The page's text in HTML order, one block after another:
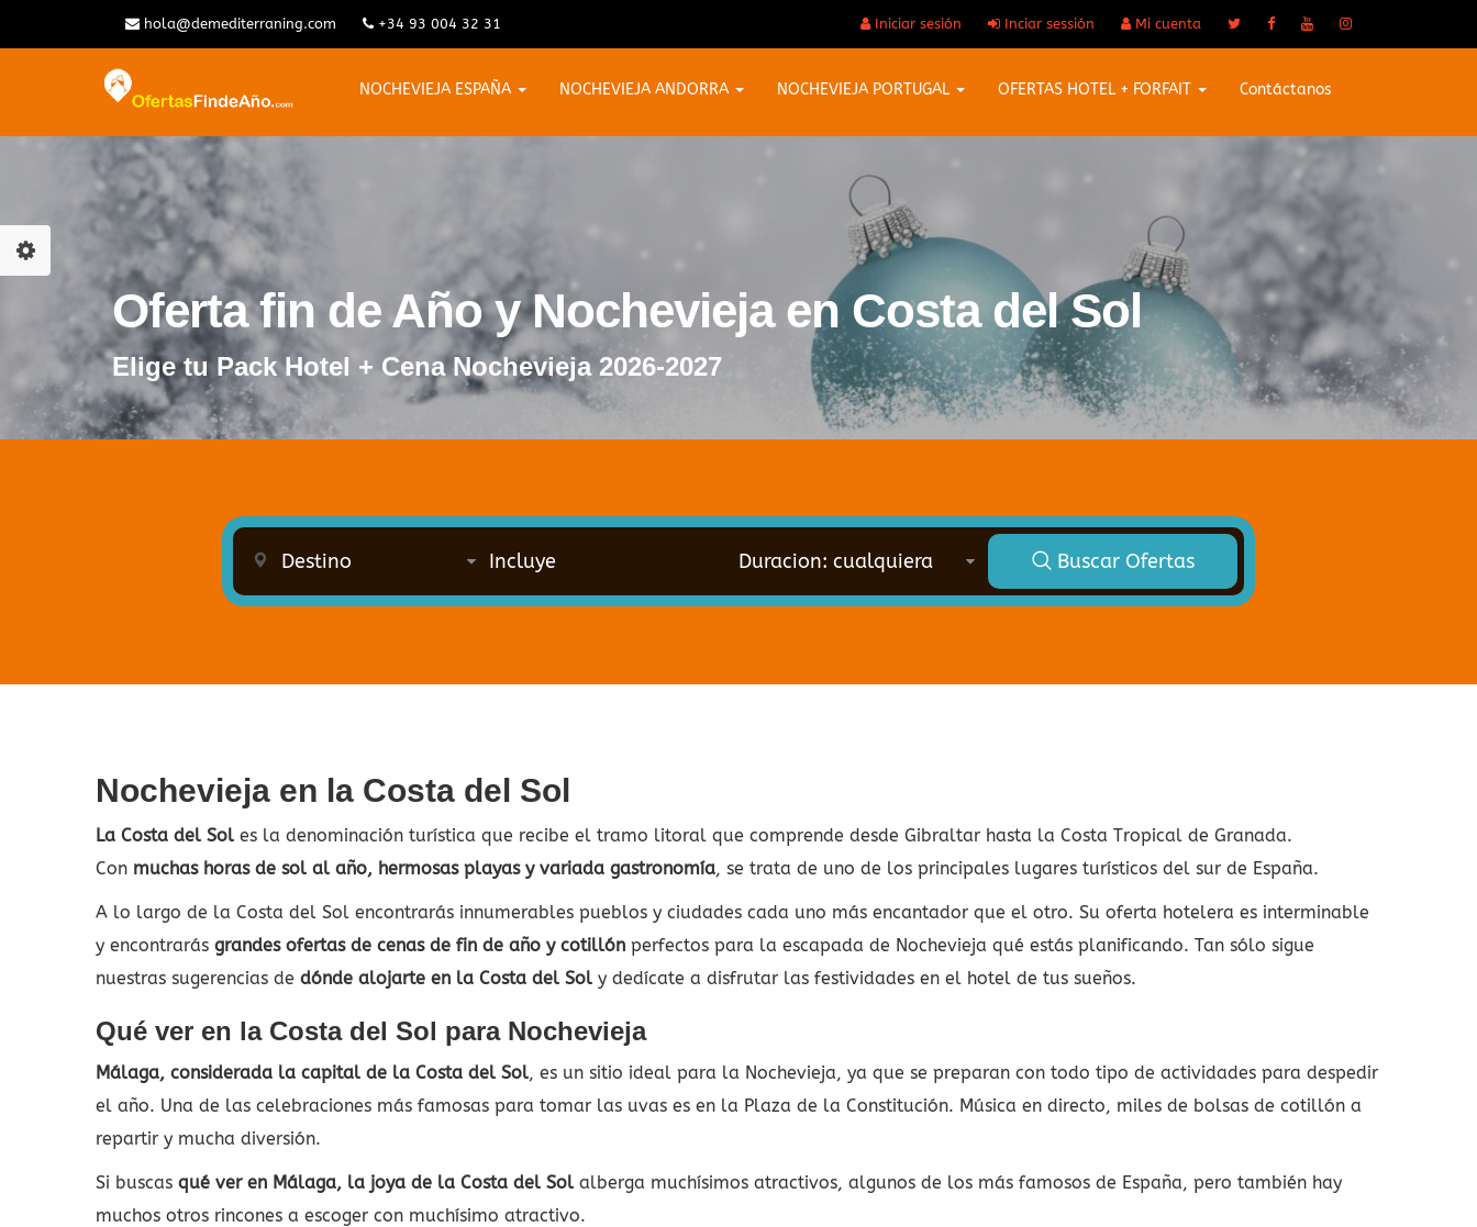
hola@demediterraning.com +34 93 004 32 31 Iniciar sesión Inciar sessión Mi cuenta
NOCHEVIEJA ESPAÑA NOCHEVIEJA ANDORRA NOCHEVIEJA PORTUGAL OFERTAS HOTEL + FORFAIT Contáctanos
Oferta fin de Año y Nochevieja en Costa del Sol
Elige tu Pack Hotel + Cena Nochevieja 2026-2027
Incluye Buscar Ofertas
Nochevieja en la Costa del Sol
La Costa del Sol es la denominación turística que recibe el tramo litoral que comprende desde Gibraltar hasta la Costa Tropical de Granada.
Con muchas horas de sol al año, hermosas playas y variada gastronomía, se trata de uno de los principales lugares turísticos del sur de España.
A lo largo de la Costa del Sol encontrarás innumerables pueblos y ciudades cada uno más encantador que el otro. Su oferta hotelera es interminable
y encontrarás grandes ofertas de cenas de fin de año y cotillón perfectos para la escapada de Nochevieja qué estás planificando. Tan sólo sigue
nuestras sugerencias de dónde alojarte en la Costa del Sol y dedícate a disfrutar las festividades en el hotel de tus sueños.
Qué ver en la Costa del Sol para Nochevieja
Málaga, considerada la capital de la Costa del Sol, es un sitio ideal para la Nochevieja, ya que se preparan con todo tipo de actividades para despedir
el año. Una de las celebraciones más famosas para tomar las uvas es en la Plaza de la Constitución. Música en directo, miles de bolsas de cotillón a
repartir y mucha diversión.
Si buscas qué ver en Málaga, la joya de la Costa del Sol alberga muchísimos atractivos, algunos de los más famosos de España, pero también hay
muchos otros rincones a escoger con muchísimo atractivo.